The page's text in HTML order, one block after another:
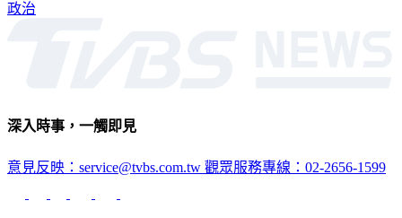
政治
深入時事，一觸即見
意見反映：service@tvbs.com.tw 觀眾服務專線：02-2656-1599